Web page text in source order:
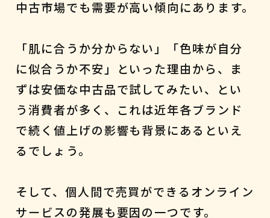
中古市場でも需要が高い傾向にあります。
「肌に合うか分からない」「色味が自分
に似合うか不安」といった理由から、ま
ずは安価な中古品で試してみたい、とい
う消費者が多く、これは近年各ブランド
で続く値上げの影響も背景にあるといえ
るでしょう。
そして、個人間で売買ができるオンライン
サービスの発展も要因の一つです。